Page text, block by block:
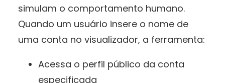
simulam o comportamento humano.
Quando um usuário insere o nome de
uma conta no visualizador, a ferramenta:
Acessa o perfil público da conta
especificada